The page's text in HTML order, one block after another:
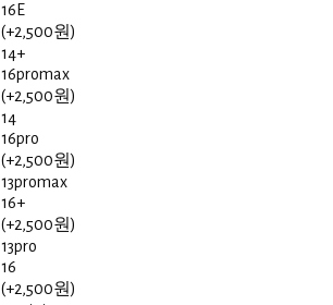
16E
(+2,500원)
14+
16promax
(+2,500원)
14
16pro
(+2,500원)
13promax
16+
(+2,500원)
13pro
16
(+2,500원)